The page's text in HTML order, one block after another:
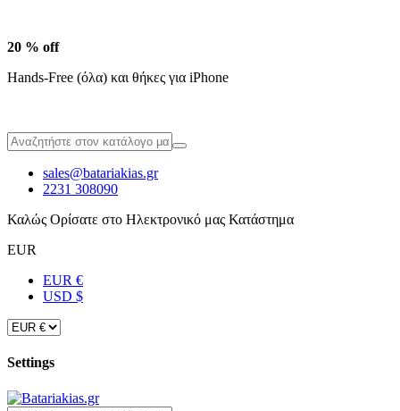
20 % off
Hands-Free (όλα) και θήκες για iPhone
sales@batariakias.gr
2231 308090
Καλώς Ορίσατε στο Ηλεκτρονικό μας Κατάστημα
EUR
EUR €
USD $
Settings